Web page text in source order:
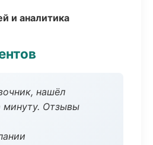
и аналитика
нашёл
минуту. Отзывы